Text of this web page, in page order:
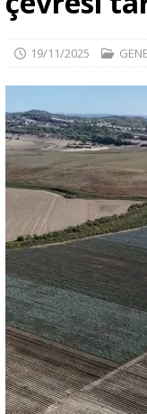
EĞITIM
Başlık
19/11/2025